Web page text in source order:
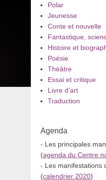
Polar
Jeunesse
Conte et nouvelle
Fantastique,
Histoire et
Poésie
Théâtre
Essai et critique
Livre d’art
Traduction
Agenda
- Les principales
(agenda du Centre
- Les manifestations
(calendrier 2020)